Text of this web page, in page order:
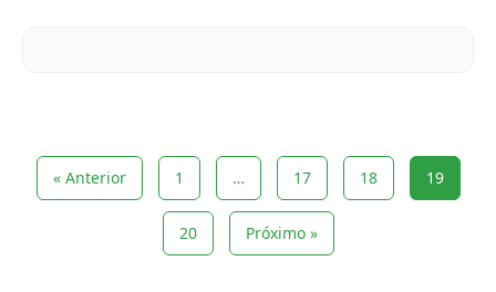
« Anterior 1 … 17 18 19
20 Próximo »